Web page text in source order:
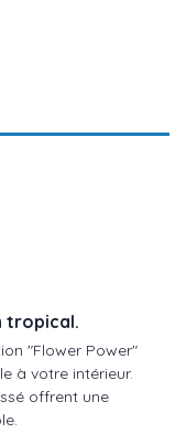
tropical.
"Flower Power"
à votre intérieur.
offrent une